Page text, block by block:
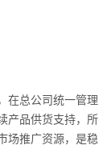
在总公司统一管理
产品供货支持，所
场推广资源，是稳